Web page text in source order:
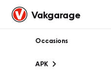
Vakgarage
Occasions
APK